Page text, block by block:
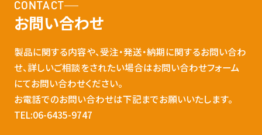
CONTACT
お問い合わせ
製品に関する内容や、受注・発送・納期に関するお問い合わ
せ、詳しいご相談をされたい場合はお問い合わせフォーム
にてお問い合わせください。
お電話でのお問い合わせは下記までお願いいたします。
TEL:06-6435-9747